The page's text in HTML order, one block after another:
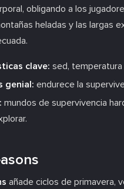
obligando a los
heladas y las largas
clave: sed,
genial: endurece la
mundos de supervivencia
añade ciclos de primavera,